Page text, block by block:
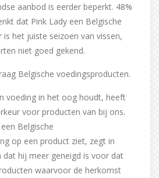
aanbod is eerder beperkt. 48%
dat Pink Lady een Belgische
is het juiste seizoen van vissen,
niet goed gekend.
Belgische voedingsproducten.
voeding in het oog houdt, heeft
voor producten van bij ons.
Belgische
op een product ziet, zegt in
dat hij meer geneigd is voor dat
waarvoor de herkomst